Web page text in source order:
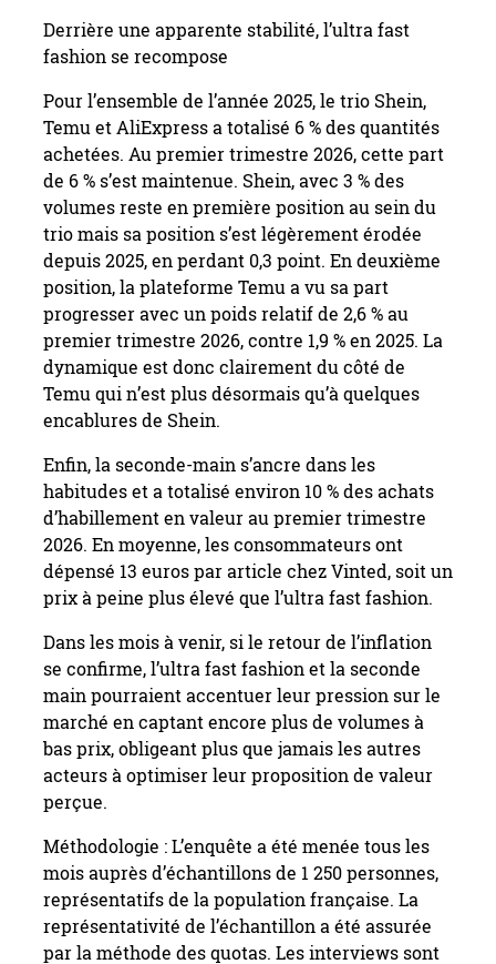
Derrière une apparente stabilité, l’ultra fast
fashion se recompose
Pour l’ensemble de l’année 2025, le trio Shein,
Temu et AliExpress a totalisé 6 % des quantités
achetées. Au premier trimestre 2026, cette part
de 6 % s’est maintenue. Shein, avec 3 % des
volumes reste en première position au sein du
trio mais sa position s’est légèrement érodée
depuis 2025, en perdant 0,3 point. En deuxième
position, la plateforme Temu a vu sa part
progresser avec un poids relatif de 2,6 % au
premier trimestre 2026, contre 1,9 % en 2025. La
dynamique est donc clairement du côté de
Temu qui n’est plus désormais qu’à quelques
encablures de Shein.
Enfin, la seconde-main s’ancre dans les
habitudes et a totalisé environ 10 % des achats
d’habillement en valeur au premier trimestre
2026. En moyenne, les consommateurs ont
dépensé 13 euros par article chez Vinted, soit un
prix à peine plus élevé que l’ultra fast fashion.
Dans les mois à venir, si le retour de l’inflation
se confirme, l’ultra fast fashion et la seconde
main pourraient accentuer leur pression sur le
marché en captant encore plus de volumes à
bas prix, obligeant plus que jamais les autres
acteurs à optimiser leur proposition de valeur
perçue.
Méthodologie : L’enquête a été menée tous les
mois auprès d’échantillons de 1 250 personnes,
représentatifs de la population française. La
représentativité de l’échantillon a été assurée
par la méthode des quotas. Les interviews sont